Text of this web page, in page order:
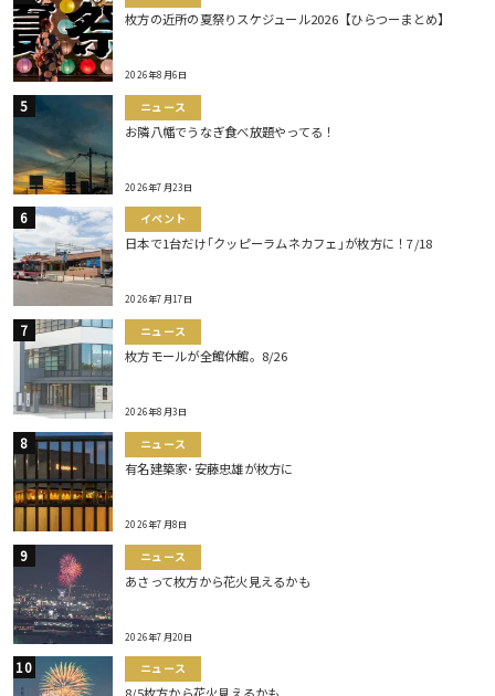
枚方の近所の夏祭りスケジュール2026【ひらつーまとめ】
2026年8月6日
ニュース
お隣八幡でうなぎ食べ放題やってる！
2026年7月23日
イベント
日本で1台だけ｢クッピーラムネカフェ｣が枚方に！7/18
2026年7月17日
ニュース
枚方モールが全館休館。8/26
2026年8月3日
ニュース
有名建築家･安藤忠雄が枚方に
2026年7月8日
ニュース
あさって枚方から花火見えるかも
2026年7月20日
ニュース